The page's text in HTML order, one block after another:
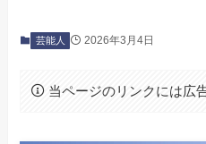
芸能人 2026年3月4日
当ページのリンクには広